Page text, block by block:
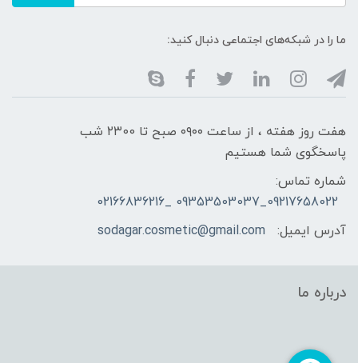
ما را در شبکه‌های اجتماعی دنبال کنید:
هفت روز هفته ، از ساعت ۰۹۰۰ صبح تا ۲۳00 شب
پاسخگوی شما هستیم
شماره تماس:
09217658022_09353503037 _02166836216
آدرس ایمیل:
sodagar.cosmetic@gmail.com
درباره ما